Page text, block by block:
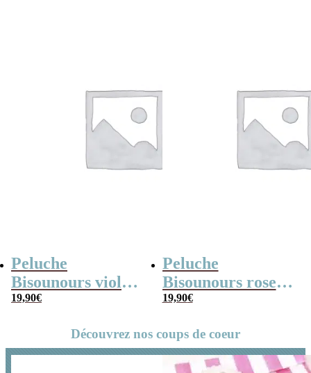
Peluche
Bisounours violet
(21cm) –
Version 2019
19,90€
Peluche
Bisounours rose
(21cm) – Toucâlin
19,90€
Découvrez nos coups de coeur